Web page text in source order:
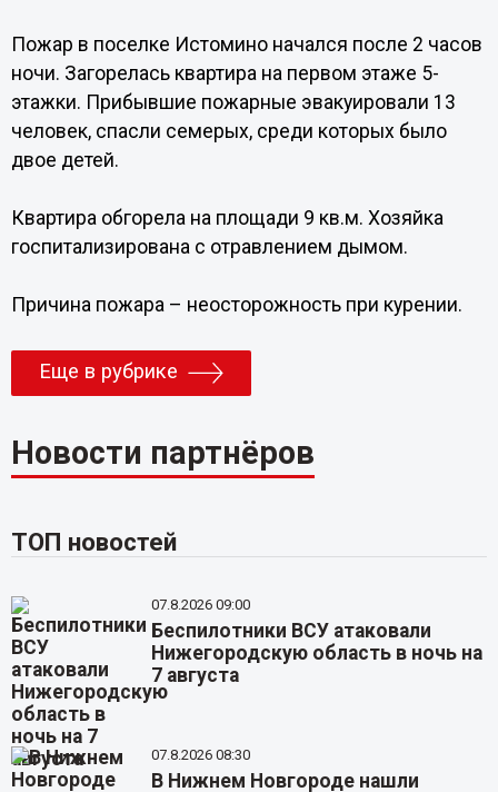
Пожар в поселке Истомино начался после 2 часов
ночи. Загорелась квартира на первом этаже 5-
этажки. Прибывшие пожарные эвакуировали 13
человек, спасли семерых, среди которых было
двое детей.
Квартира обгорела на площади 9 кв.м. Хозяйка
госпитализирована с отравлением дымом.
Причина пожара – неосторожность при курении.
Еще в рубрике
Новости партнёров
ТОП новостей
07.8.2026 09:00
Беспилотники ВСУ атаковали
Нижегородскую область в ночь на
7 августа
07.8.2026 08:30
В Нижнем Новгороде нашли